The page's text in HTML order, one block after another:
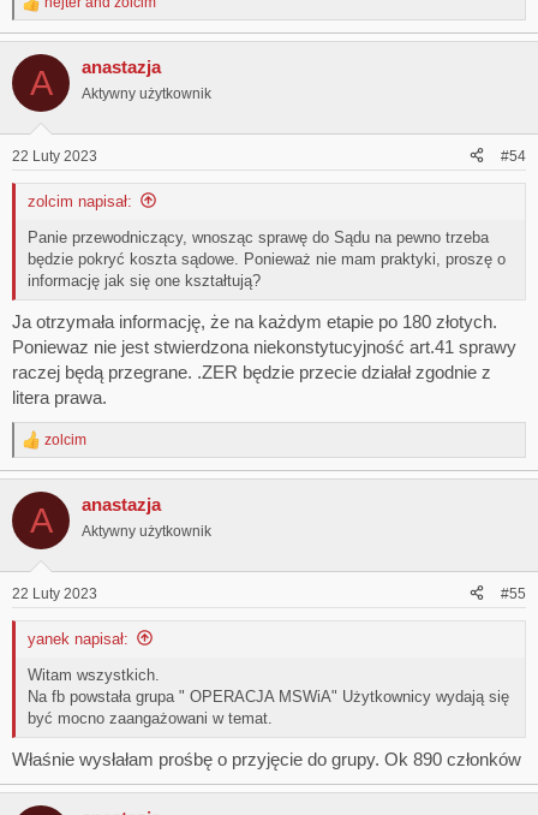
R
e
c
i
s
:
A anastazja
Aktywny użytkownik
22 Luty 2023 #54
zolcim napisał:
Panie przewodniczący, wnosząc sprawę do Sądu na pewno trzeba
będzie pokryć koszta sądowe. Ponieważ nie mam praktyki, proszę o
informację jak się one kształtują?
Ja otrzymała informację, że na każdym etapie po 180 złotych.
Poniewaz nie jest stwierdzona niekonstytucyjność art.41 sprawy
raczej będą przegrane. .ZER będzie przecie działał zgodnie z
litera prawa.
R
e
c
i
s
:
zolcim
A anastazja
Aktywny użytkownik
22 Luty 2023 #55
yanek napisał:
Witam wszystkich.
Na fb powstała grupa " OPERACJA MSWiA" Użytkownicy wydają się
być mocno zaangażowani w temat.
Właśnie wysłałam prośbę o przyjęcie do grupy. Ok 890 członków